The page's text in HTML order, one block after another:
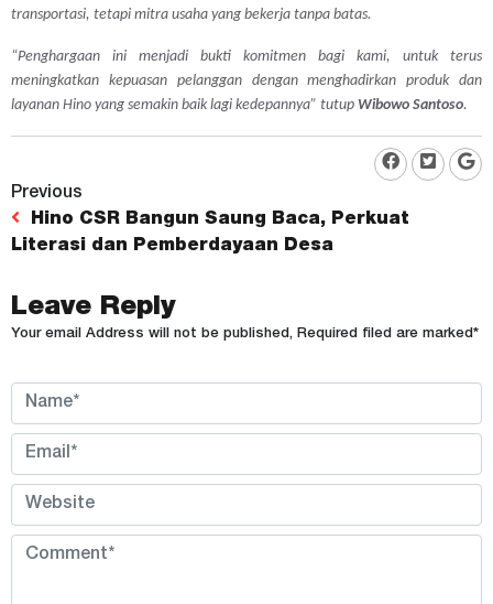
transportasi, tetapi mitra usaha yang bekerja tanpa batas.
“Penghargaan ini menjadi bukti komitmen bagi kami, untuk terus
meningkatkan kepuasan pelanggan dengan menghadirkan produk dan
layanan Hino yang semakin baik lagi kedepannya” tutup Wibowo Santoso.
Previous
Hino CSR Bangun Saung Baca, Perkuat
Literasi dan Pemberdayaan Desa
Leave Reply
Your email Address will not be published, Required filed are marked*